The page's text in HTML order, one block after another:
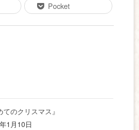
Pocket
てのクリスマス』
1月10日